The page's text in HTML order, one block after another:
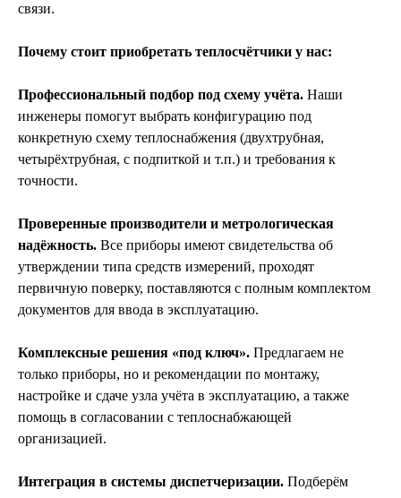
связи.
Почему стоит приобретать теплосчётчики у нас:
Профессиональный подбор под схему учёта. Наши
инженеры помогут выбрать конфигурацию под
конкретную схему теплоснабжения (двухтрубная,
четырёхтрубная, с подпиткой и т.п.) и требования к
точности.
Проверенные производители и метрологическая
надёжность. Все приборы имеют свидетельства об
утверждении типа средств измерений, проходят
первичную поверку, поставляются с полным комплектом
документов для ввода в эксплуатацию.
Комплексные решения «под ключ». Предлагаем не
только приборы, но и рекомендации по монтажу,
настройке и сдаче узла учёта в эксплуатацию, а также
помощь в согласовании с теплоснабжающей
организацией.
Интеграция в системы диспетчеризации. Подберём